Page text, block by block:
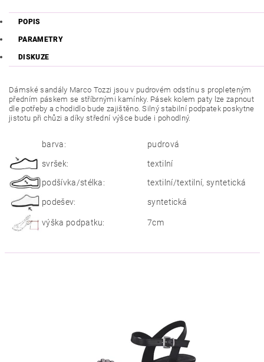
POPIS
PARAMETRY
DISKUZE
Dámské sandály Marco Tozzi jsou v pudrovém odstínu s propleteným
předním páskem se stříbrnými kamínky. Pásek kolem paty lze zapnout
dle potřeby a chodidlo bude zajištěno. Silný stabilní podpatek poskytne
jistotu při chůzi a díky střední výšce bude i pohodlný.
barva: pudrová
svršek:
textilní
podšívka/stélka:
textilní/textilní, syntetická
podešev: syntetická
výška podpatku: 7cm